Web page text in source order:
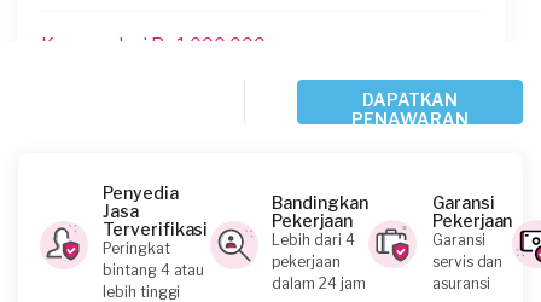
Kurang dari Rp1.000.000
Irwan requested Perbaikan Lantai
Jakarta Pusat, Jakarta
Request Fulfilled
DAPATKAN
PENAWARAN
Penyedia
Jasa
Terverifikasi
Peringkat
bintang 4 atau
lebih tinggi
Bandingkan
Pekerjaan
Lebih dari 4
pekerjaan
dalam 24 jam
Garansi
Pekerjaan
Garansi
servis dan
asuransi